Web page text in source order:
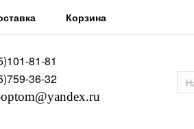
Корзина
101-81-81
759-36-32